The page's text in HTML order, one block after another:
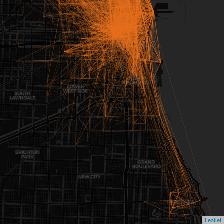
Leaflet